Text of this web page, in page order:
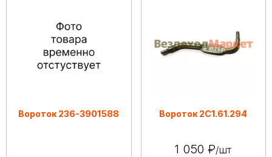
Вороток 236-3901588 Вороток 2С1.61.294
1 050 ₽/шт